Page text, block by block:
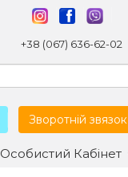
+38 (067) 636-62-02
Зворотній звязок
Особистий Кабінет